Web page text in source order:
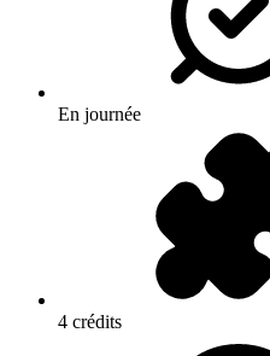
En journée
4 crédits